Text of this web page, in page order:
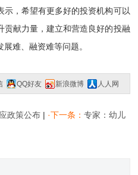
，希望有更多好的投资机构可以
贡献力量，建立和营造良好的投融
难、融资难等问题。
QQ好友 新浪微博
人人网
政策公布 | ·下一条：专家：幼儿